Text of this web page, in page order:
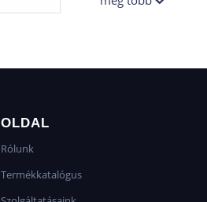
OLDAL
Rólunk
Termékkatalógus